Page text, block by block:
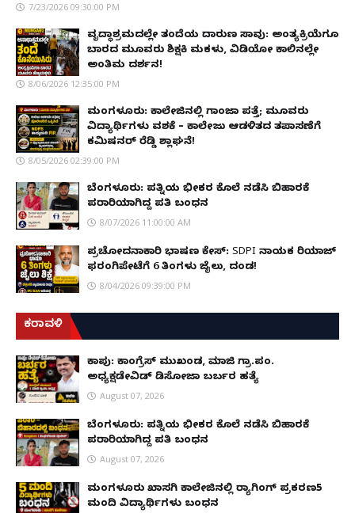
7/23/2026 09:30:00 PM
ವೃದ್ಧಾಶ್ರಮದಲ್ಲೇ ತಂದೆಯ ದಾರುಣ ಸಾವು: ಅಂತ್ಯಕ್ರಿಯೆಗೂ
ಬಾರದ ಮೂವರು ಶಿಕ್ಷಕಿ ಮಕಳು, ವಿಡಿಯೋ ಕಾಲಿನಲ್ಲೇ
ಅಂತಿಮ ದರ್ಶನ!
8/06/2026 12:35:00 PM
ಮಂಗಳೂರು: ಕಾಲೇಜಿನಲ್ಲಿ ಗಾಂಜಾ ಪತ್ತೆ; ಮೂವರು
ವಿದ್ಯಾರ್ಥಿಗಳು ವಶಕ್ಕೆ – ಕಾಲೇಜು ಆಡಳಿತದ ತಪಾಸಣೆಗೆ
ಕಮಿಷನರ್ ರೆಡ್ಡಿ ಶ್ಲಾಘನೆ!
8/05/2026 02:39:00 PM
ಬೆಂಗಳೂರು: ಪತ್ನಿಯ ಭೀಕರ ಕೊಲೆ ನಡೆಸಿ ಬಿಹಾರಕ್ಕೆ
ಪರಾರಿಯಾಗಿದ್ದ ಪತಿ ಬಂಧನ
8/07/2026 11:00:00 AM
ಪ್ರಚೋದನಾಕಾರಿ ಭಾಷಣ ಕೇಸ್: SDPI ನಾಯಕ ರಿಯಾಜ್
ಫರಂಗಿಪೇಟೆಗೆ 6 ತಿಂಗಳು ಜೈಲು, ದಂಡ!
8/04/2026 09:39:00 PM
ಕರಾವಳಿ
ಕಾಪು: ಕಾಂಗ್ರೆಸ್ ಮುಖಂಡ, ಮಾಜಿ ಗ್ರಾ.ಪಂ.
ಅಧ್ಯಕ್ಷಡೇವಿಡ್ ಡಿಸೋಜಾ ಬರ್ಬರ ಹತ್ಯೆ
August 07, 2026
ಬೆಂಗಳೂರು: ಪತ್ನಿಯ ಭೀಕರ ಕೊಲೆ ನಡೆಸಿ ಬಿಹಾರಕ್ಕೆ
ಪರಾರಿಯಾಗಿದ್ದ ಪತಿ ಬಂಧನ
August 07, 2026
ಮಂಗಳೂರು ಖಾಸಗಿ ಕಾಲೇಜಿನಲ್ಲಿ ರ‌್ಯಾಗಿಂಗ್ ಪ್ರಕರಣ5
ಮಂದಿ ವಿದ್ಯಾರ್ಥಿಗಳು ಬಂಧನ